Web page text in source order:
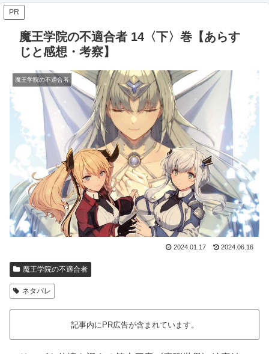
PR
魔王学院の不適合者 14〈下〉巻【あらす
じと感想・考察】
魔王学院の不適合者
2024.01.17 2024.06.16
魔王学院の不適合者
ネタバレ
記事内にPR広告が含まれています。